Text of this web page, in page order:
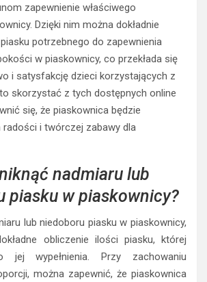
zapewnienie właściwego
Dzięki nim można dokładnie
potrzebnego do zapewnienia
w piaskownicy, co przekłada się
i satysfakcję dzieci korzystających z
skorzystać z tych dostępnych online
się, że piaskownica będzie
radości i twórczej zabawy dla
nadmiaru lub
piasku w piaskownicy?
lub niedoboru piasku w piaskownicy,
obliczenie ilości piasku, której
jej wypełnienia. Przy zachowaniu
można zapewnić, że piaskownica